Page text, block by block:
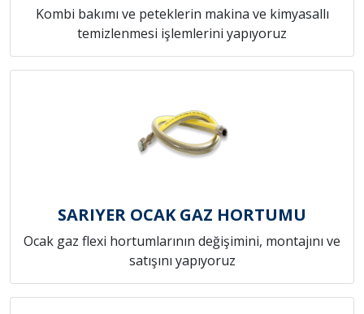
Kombi bakımı ve peteklerin makina ve kimyasallı
temizlenmesi işlemlerini yapıyoruz
SARIYER OCAK GAZ HORTUMU
Ocak gaz flexi hortumlarının değişimini, montajını ve
satışını yapıyoruz